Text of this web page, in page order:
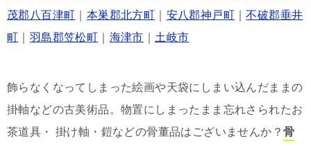
茂郡八百津町
本巣郡北方町 安八郡神戸町 ｜不破郡垂井
町
羽島郡笠松町 海津市 ｜土岐市
飾らなくなってしまった絵画や天袋にしまい込んだままの
掛軸などの古美術品。物置にしまったまま忘れさられたお
茶道具・ 掛け軸・鎧などの骨董品はございませんか？ 骨